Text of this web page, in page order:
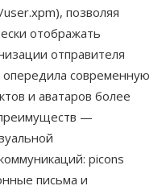
позволяя
отображать
отправителя
современную
и аватаров более
—
picons
письма и